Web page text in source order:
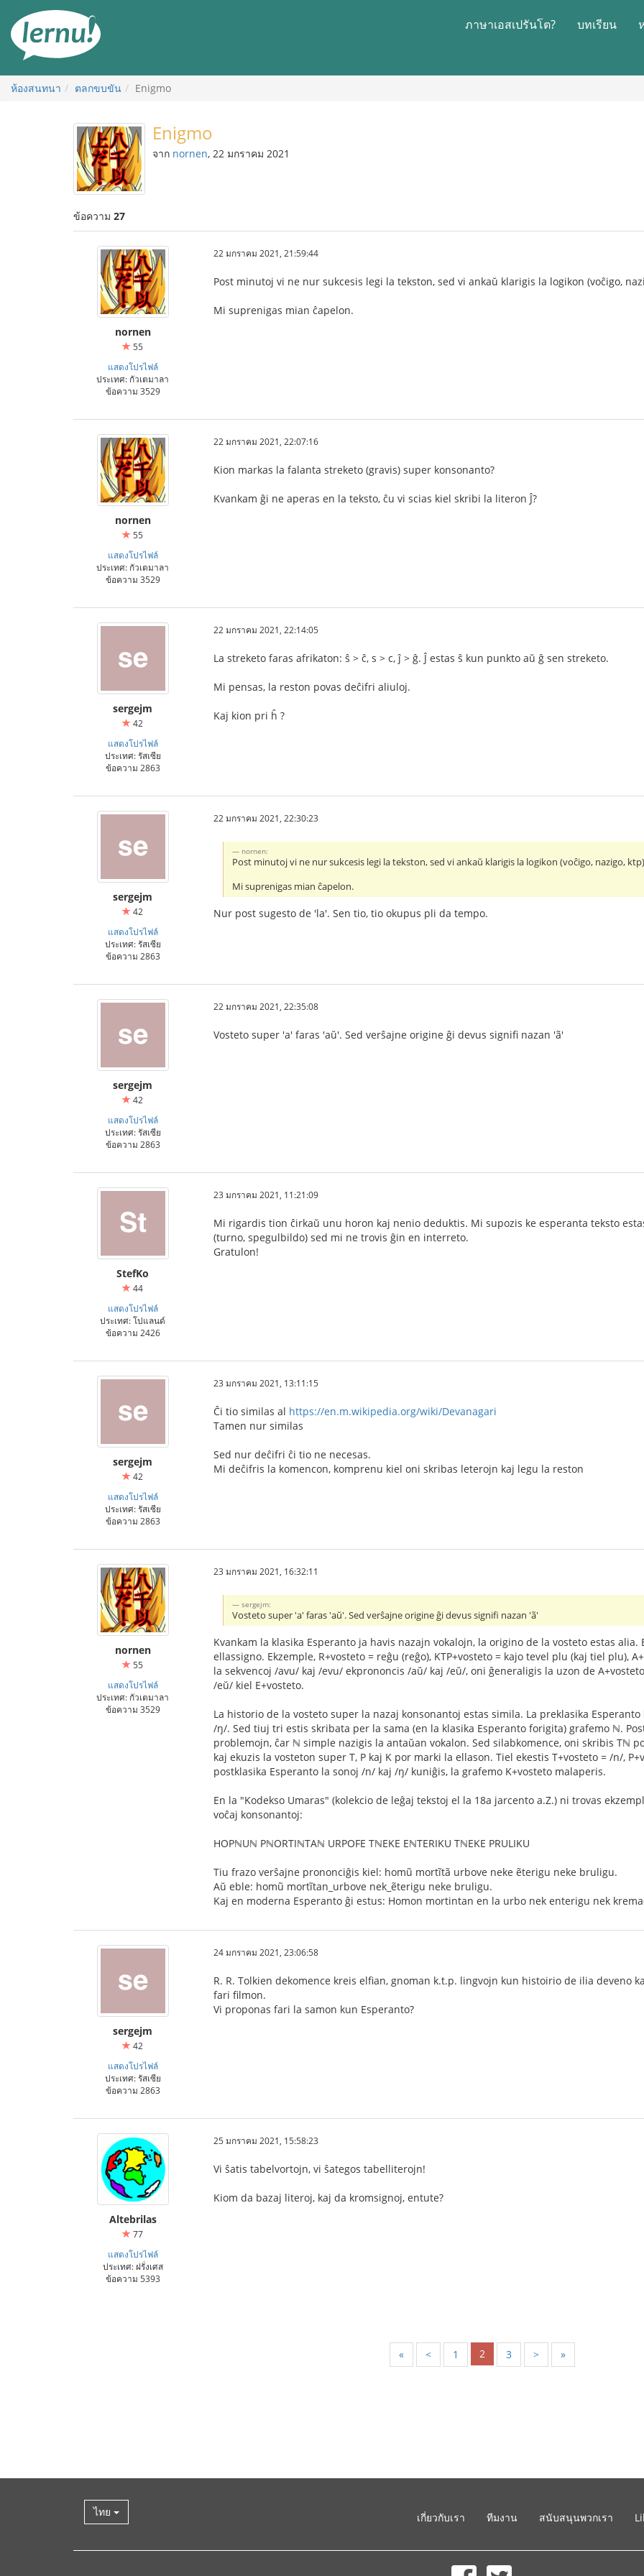
สารบัญ
ภาษาเอสเปรันโต? บทเรียน
ห้องสนทนา ตลกขบขัน Enigmo
Enigmo
จาก nornen, 22 มกราคม 2021
ข้อความ 27
nornen
55
แสดงโปรไฟล์
ประเทศ: กัวเตมาลา
ข้อความ 3529
22 มกราคม 2021, 21:59:44
Post minutoj vi ne nur sukcesis legi la tekston, sed vi ankaŭ klarigis la logikon (voĉigo,
Mi suprenigas mian ĉapelon.
nornen
55
แสดงโปรไฟล์
ประเทศ: กัวเตมาลา
ข้อความ 3529
22 มกราคม 2021, 22:07:16
Kion markas la falanta streketo (gravis) super konsonanto?
Kvankam ĝi ne aperas en la teksto, ĉu vi scias kiel skribi la literon Ĵ?
sergejm
42
แสดงโปรไฟล์
ประเทศ: รัสเซีย
ข้อความ 2863
22 มกราคม 2021, 22:14:05
La streketo faras afrikaton: ŝ > ĉ, s > c, ĵ > ĝ. Ĵ estas ŝ kun punkto aŭ ĝ sen streketo.
Mi pensas, la reston povas deĉifri aliuloj.
Kaj kion pri ĥ ?
sergejm
42
แสดงโปรไฟล์
ประเทศ: รัสเซีย
ข้อความ 2863
22 มกราคม 2021, 22:30:23
nornen:
Post minutoj vi ne nur sukcesis legi la tekston, sed vi ankaŭ klarigis la logikon (voĉigo, nazigo,
Mi suprenigas mian ĉapelon.
Nur post sugesto de 'la'. Sen tio, tio okupus pli da tempo.
sergejm
42
แสดงโปรไฟล์
ประเทศ: รัสเซีย
ข้อความ 2863
22 มกราคม 2021, 22:35:08
Vosteto super 'a' faras 'aŭ'. Sed verŝajne origine ĝi devus signifi nazan 'ã'
StefKo
44
แสดงโปรไฟล์
ประเทศ: โปแลนด์
ข้อความ 2426
23 มกราคม 2021, 11:21:09
Mi rigardis tion ĉirkaŭ unu horon kaj nenio deduktis. Mi supozis ke esperanta teksto
(turno, spegulbildo) sed mi ne trovis ĝin en interreto.
Gratulon!
sergejm
42
แสดงโปรไฟล์
ประเทศ: รัสเซีย
ข้อความ 2863
23 มกราคม 2021, 13:11:15
Ĉi tio similas al https://en.m.wikipedia.org/wiki/Devanagari
Tamen nur similas
Sed nur deĉifri ĉi tio ne necesas.
Mi deĉifris la komencon, komprenu kiel oni skribas leterojn kaj legu la reston
nornen
55
แสดงโปรไฟล์
ประเทศ: กัวเตมาลา
ข้อความ 3529
23 มกราคม 2021, 16:32:11
sergejm:
Vosteto super 'a' faras 'aŭ'. Sed verŝajne origine ĝi devus signifi nazan 'ã'
Kvankam la klasika Esperanto ja havis nazajn vokalojn, la origino de la vosteto estas
ellassigno. Ekzemple, R+vosteto = reĝu (reĝo), KTP+vosteto = kajo tevel plu (kaj tiel plu),
la sekvencoj /avu/ kaj /evu/ ekprononcis /aŭ/ kaj /eŭ/, oni ĝeneraligis la uzon de
/eŭ/ kiel E+vosteto.
La historio de la vosteto super la nazaj konsonantoj estas simila. La preklasika
/ŋ/. Sed tiuj tri estis skribata per la sama (en la klasika Esperanto forigita) grafemo ℕ.
problemojn, ĉar ℕ simple nazigis la antaŭan vokalon. Sed silabkomence, oni skribis Tℕ
kaj ekuzis la vosteton super T, P kaj K por marki la ellason. Tiel ekestis T+vosteto = /n/,
postklasika Esperanto la sonoj /n/ kaj /ŋ/ kuniĝis, la grafemo K+vosteto malaperis.
En la "Kodekso Umaras" (kolekcio de leĝaj tekstoj el la 18a jarcento a.Z.) ni trovas
voĉaj konsonantoj:
HOPℕUℕ PℕORTIℕTAℕ URPOFE TℕEKE EℕTERIKU TℕEKE PRULIKU
Tiu frazo verŝajne prononciĝis kiel: homũ mortĩtã urbove neke ẽterigu neke bruligu.
Aŭ eble: homũ mortĩtan_urbove nek_ẽterigu neke bruligu.
Kaj en moderna Esperanto ĝi estus: Homon mortintan en la urbo nek enterigu nek
sergejm
42
แสดงโปรไฟล์
ประเทศ: รัสเซีย
ข้อความ 2863
24 มกราคม 2021, 23:06:58
R. R. Tolkien dekomence kreis elfian, gnoman k.t.p. lingvojn kun histoirio de ilia deveno
fari filmon.
Vi proponas fari la samon kun Esperanto?
Altebrilas
77
แสดงโปรไฟล์
ประเทศ: ฝรั่งเศส
ข้อความ 5393
25 มกราคม 2021, 15:58:23
Vi ŝatis tabelvortojn, vi ŝategos tabelliterojn!
Kiom da bazaj literoj, kaj da kromsignoj, entute?
« < 1 2 3 > »
ไทย เกี่ยวกับเรา ทีมงาน สนับสนุนพวกเรา